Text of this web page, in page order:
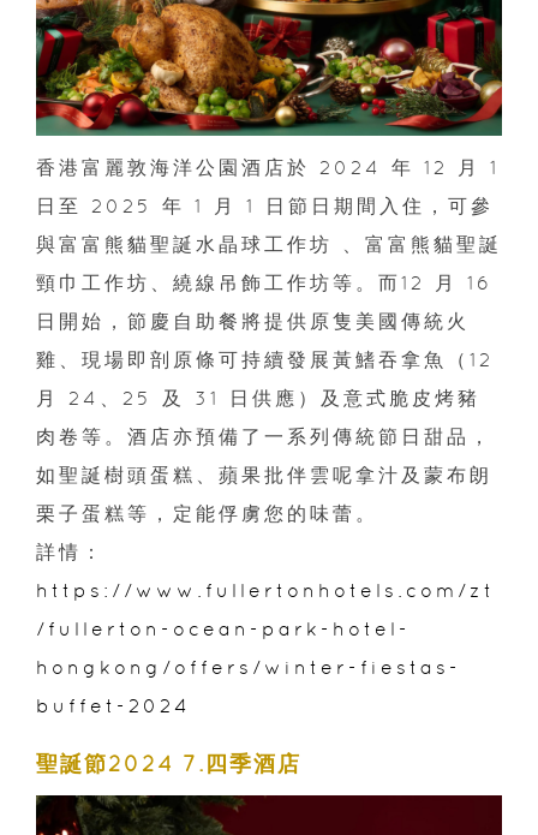
香港富麗敦海洋公園酒店於 2024 年 12 月 1
日至 2025 年 1 月 1 日節日期間入住，可參
與富富熊貓聖誕水晶球工作坊 、富富熊貓聖誕
頸巾工作坊、繞線吊飾工作坊等。而12 月 16
日開始，節慶自助餐將提供原隻美國傳統火
雞、現場即剖原條可持續發展黃鰭吞拿魚（12
月 24、25 及 31 日供應）及意式脆皮烤豬
肉卷等。酒店亦預備了一系列傳統節日甜品，
如聖誕樹頭蛋糕、蘋果批伴雲呢拿汁及蒙布朗
栗子蛋糕等，定能俘虜您的味蕾。
詳情：
https://www.fullertonhotels.com/zt
/fullerton-ocean-park-hotel-
hongkong/offers/winter-fiestas-
buffet-2024
聖誕節2024 7.四季酒店